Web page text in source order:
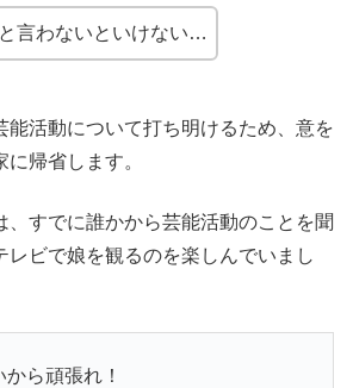
言わないといけない…
能活動について打ち明けるため、意を
帰省します。
、すでに誰かから芸能活動のことを聞
レビで娘を観るのを楽しんでいまし
ら頑張れ！